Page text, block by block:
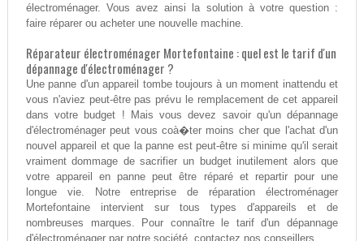
électroménager. Vous avez ainsi la solution à votre question :
faire réparer ou acheter une nouvelle machine.
Réparateur électroménager Mortefontaine : quel est le tarif d'un
dépannage d'électroménager ?
Une panne d'un appareil tombe toujours à un moment inattendu et
vous n'aviez peut-être pas prévu le remplacement de cet appareil
dans votre budget ! Mais vous devez savoir qu'un dépannage
d'électroménager peut vous coà�ter moins cher que l'achat d'un
nouvel appareil et que la panne est peut-être si minime qu'il serait
vraiment dommage de sacrifier un budget inutilement alors que
votre appareil en panne peut être réparé et repartir pour une
longue vie. Notre entreprise de réparation électroménager
Mortefontaine intervient sur tous types d'appareils et de
nombreuses marques. Pour connaître le tarif d'un dépannage
d'électroménager par notre société, contactez nos conseillers.